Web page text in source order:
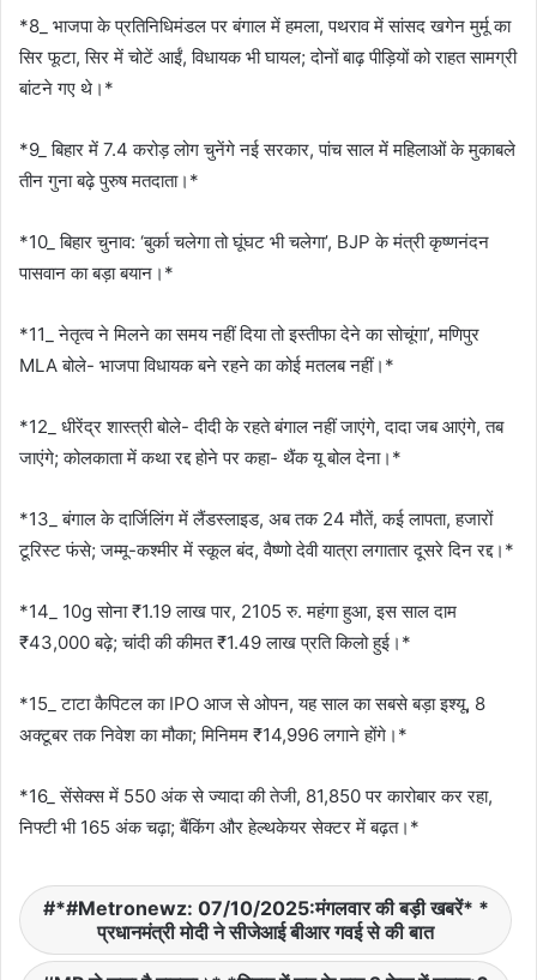
*8_ भाजपा के प्रतिनिधिमंडल पर बंगाल में हमला, पथराव में सांसद खगेन मुर्मू का
सिर फूटा, सिर में चोटें आईं, विधायक भी घायल; दोनों बाढ़ पीड़ियों को राहत सामग्री
बांटने गए थे।*
*9_ बिहार में 7.4 करोड़ लोग चुनेंगे नई सरकार, पांच साल में महिलाओं के मुकाबले
तीन गुना बढ़े पुरुष मतदाता।*
*10_ बिहार चुनाव: ‘बुर्का चलेगा तो घूंघट भी चलेगा’, BJP के मंत्री कृष्णनंदन
पासवान का बड़ा बयान।*
*11_ नेतृत्व ने मिलने का समय नहीं दिया तो इस्तीफा देने का सोचूंगा’, मणिपुर
MLA बोले- भाजपा विधायक बने रहने का कोई मतलब नहीं।*
*12_ धीरेंद्र शास्त्री बोले- दीदी के रहते बंगाल नहीं जाएंगे, दादा जब आएंगे, तब
जाएंगे; कोलकाता में कथा रद्द होने पर कहा- थैंक यू बोल देना।*
*13_ बंगाल के दार्जिलिंग में लैंडस्लाइड, अब तक 24 मौतें, कई लापता, हजारों
टूरिस्ट फंसे; जम्मू-कश्मीर में स्कूल बंद, वैष्णो देवी यात्रा लगातार दूसरे दिन रद्द।*
*14_ 10g सोना ₹1.19 लाख पार, 2105 रु. महंगा हुआ, इस साल दाम
₹43,000 बढ़े; चांदी की कीमत ₹1.49 लाख प्रति किलो हुई।*
*15_ टाटा कैपिटल का IPO आज से ओपन, यह साल का सबसे बड़ा इश्यू, 8
अक्टूबर तक निवेश का मौका; मिनिमम ₹14,996 लगाने होंगे।*
*16_ सेंसेक्स में 550 अंक से ज्यादा की तेजी, 81,850 पर कारोबार कर रहा,
निफ्टी भी 165 अंक चढ़ा; बैंकिंग और हेल्थकेयर सेक्टर में बढ़त।*
*#Metronewz: 07/10/2025:मंगलवार की बड़ी खबरें* *
प्रधानमंत्री मोदी ने सीजेआई बीआर गवई से की बात